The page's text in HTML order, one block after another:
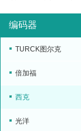
编码器
TURCK图尔克
倍加福
西克
光洋